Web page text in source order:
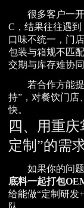
很多客户一
C，结果往往遇到
口味不统一，门
包装与箱规不匹
交期与库存难协
若合作方能
持”，对餐饮门店
快。
四、用重
定制”的需
如果你的问题
底料一起打包
给能做“定制研发